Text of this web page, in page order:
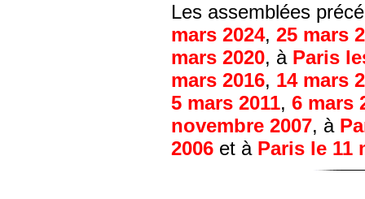
Les assemblées
mars 2024, 25 mars
mars 2020, à Paris
mars 2016, 14 mars
5 mars 2011, 6 mars
novembre 2007, à
2006 et à Paris le 11